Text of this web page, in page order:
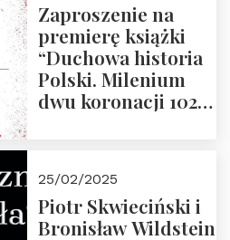
Zaproszenie na
premierę książki
“Duchowa historia
Polski. Milenium
dwu koronacji 1025-
2025 r. godz. 17:30,
DAW ul. Miodowa
17/19
25/02/2025
Piotr Skwieciński i
Bronisław Wildstein